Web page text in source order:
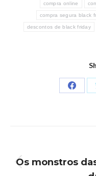
compra online
compra segura black
descontos de black friday
Os monstros